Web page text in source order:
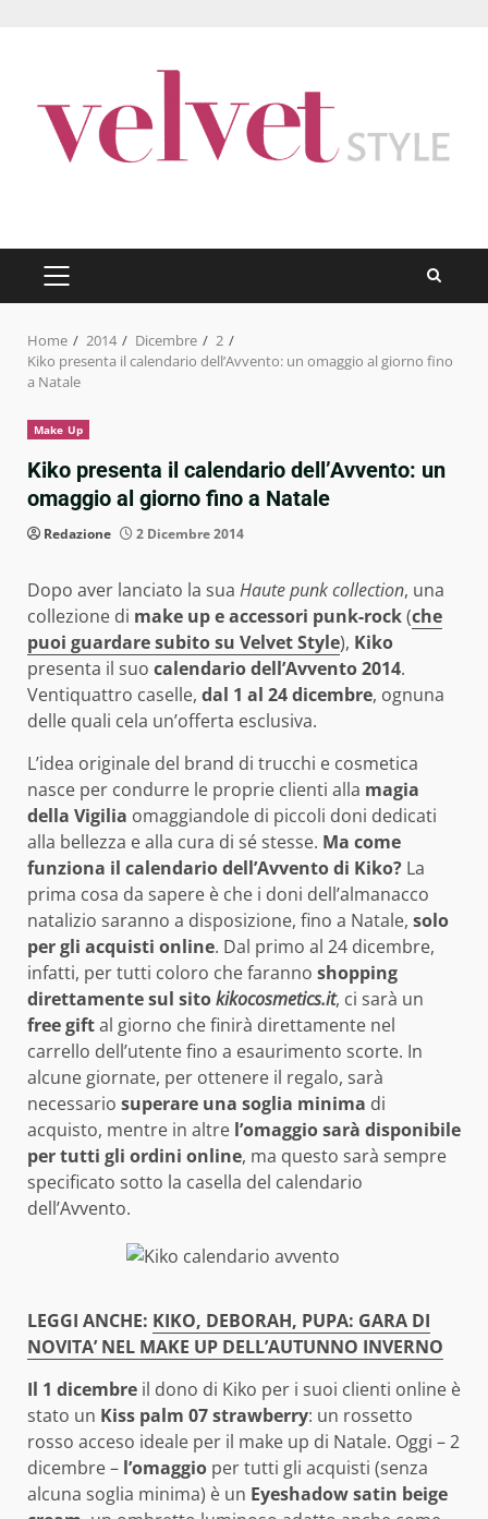
PRIMARY
MENU
Home 2014 Dicembre
2
Kiko presenta il calendario dell’Avvento: un omaggio al giorno fino
a Natale
Make Up
Kiko presenta il calendario dell’Avvento: un
omaggio al giorno fino a Natale
Redazione 2 Dicembre 2014
Dopo aver lanciato la sua Haute punk collection, una
collezione di make up e accessori punk-rock(che
puoi guardare subito su Velvet Style), Kiko
presenta il suo calendario dell’Avvento 2014.
Ventiquattro caselle, dal 1 al 24 dicembre, ognuna
delle quali cela un’offerta esclusiva.
L’idea originale del brand di trucchi e cosmetica
nasce per condurre le proprie clienti alla magia
della Vigilia omaggiandole di piccoli doni dedicati
alla bellezza e alla cura di sé stesse. Ma come
funziona il calendario dell’Avvento di Kiko? La
prima cosa da sapere è che i doni dell’almanacco
natalizio saranno a disposizione, fino a Natale, solo
per gli acquisti online. Dal primo al 24 dicembre,
infatti, per tutti coloro che faranno shopping
direttamente sul sitokikocosmetics.it, ci sarà un
free giftal giorno che finirà direttamente nel
carrello dell’utente fino a esaurimento scorte. In
alcune giornate, per ottenere il regalo, sarà
necessario superare una soglia minima di
acquisto, mentre in altre l’omaggio sarà disponibile
per tutti gli ordini online, ma questo sarà sempre
specificato sotto la casella del calendario
dell’Avvento.
LEGGI ANCHE: KIKO, DEBORAH, PUPA: GARA DI
NOVITA’ NEL MAKE UP DELL’AUTUNNO INVERNO
Il 1 dicembre il dono di Kiko per i suoi clienti online è
stato un Kiss palm 07 strawberry: un rossetto
rosso acceso ideale per il make up di Natale. Oggi – 2
dicembre – l’omaggio per tutti gli acquisti (senza
alcuna soglia minima) è un Eyeshadow satin beige